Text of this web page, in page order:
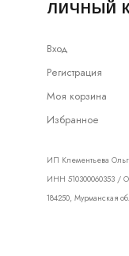
ЛИЧНЫЙ
Вход
Регистрация
Моя корзина
Избранное
ИП Клементьева
ИНН 510300060353 /
184250, Мурманская